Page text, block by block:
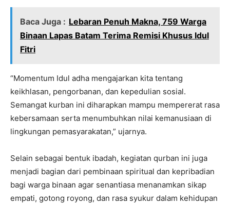
Baca Juga : Lebaran Penuh Makna, 759 Warga
Binaan Lapas Batam Terima Remisi Khusus Idul
Fitri
“Momentum Idul adha mengajarkan kita tentang
keikhlasan, pengorbanan, dan kepedulian sosial.
Semangat kurban ini diharapkan mampu mempererat rasa
kebersamaan serta menumbuhkan nilai kemanusiaan di
lingkungan pemasyarakatan,” ujarnya.
Selain sebagai bentuk ibadah, kegiatan qurban ini juga
menjadi bagian dari pembinaan spiritual dan kepribadian
bagi warga binaan agar senantiasa menanamkan sikap
empati, gotong royong, dan rasa syukur dalam kehidupan